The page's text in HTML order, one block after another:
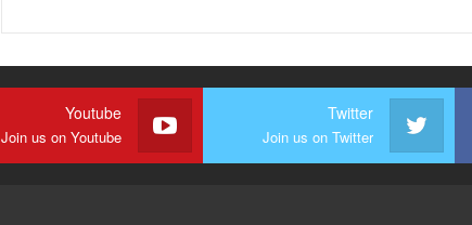
Twitter
Join us on Twitter
Youtube
Join us on Youtube